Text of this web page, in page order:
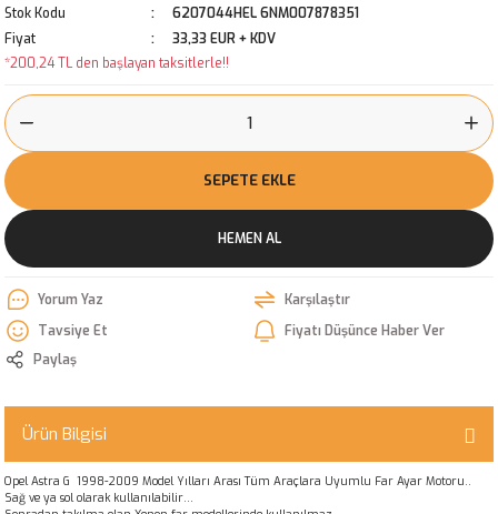
Stok Kodu
6207044HEL 6NM007878351
Fiyat
33,33 EUR + KDV
*200,24 TL den başlayan taksitlerle!!
SEPETE EKLE
HEMEN AL
Yorum Yaz
Karşılaştır
Tavsiye Et
Fiyatı Düşünce Haber Ver
Paylaş
Ürün Bilgisi
Opel Astra G 1998-2009 Model Yılları Arası Tüm Araçlara Uyumlu Far Ayar Motoru..
Sağ ve ya sol olarak kullanılabilir...